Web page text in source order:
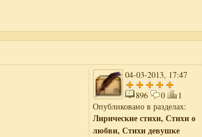
04-03-2013, 17:47
896
0
1
Опубликовано в разделах:
Лирические стихи, Стихи о
любви, Стихи девушке